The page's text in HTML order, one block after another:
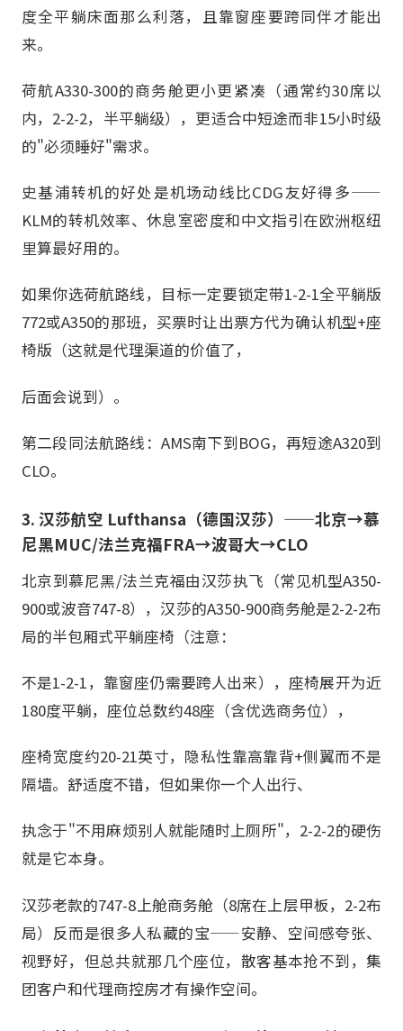
度全平躺床面那么利落，且靠窗座要跨同伴才能出
来。
荷航A330-300的商务舱更小更紧凑（通常约30席以
内，2-2-2，半平躺级），更适合中短途而非15小时级
的"必须睡好"需求。
史基浦转机的好处是机场动线比CDG友好得多——
KLM的转机效率、休息室密度和中文指引在欧洲枢纽
里算最好用的。
如果你选荷航路线，目标一定要锁定带1-2-1全平躺版
772或A350的那班，买票时让出票方代为确认机型+座
椅版（这就是代理渠道的价值了，
后面会说到）。
第二段同法航路线：AMS南下到BOG，再短途A320到
CLO。
3. 汉莎航空 Lufthansa（德国汉莎）——北京→慕
尼黑MUC/法兰克福FRA→波哥大→CLO
北京到慕尼黑/法兰克福由汉莎执飞（常见机型A350-
900或波音747-8），汉莎的A350-900商务舱是2-2-2布
局的半包厢式平躺座椅（注意：
不是1-2-1，靠窗座仍需要跨人出来），座椅展开为近
180度平躺，座位总数约48座（含优选商务位），
座椅宽度约20-21英寸，隐私性靠高靠背+侧翼而不是
隔墙。舒适度不错，但如果你一个人出行、
执念于"不用麻烦别人就能随时上厕所"，2-2-2的硬伤
就是它本身。
汉莎老款的747-8上舱商务舱（8席在上层甲板，2-2布
局）反而是很多人私藏的宝——安静、空间感夸张、
视野好，但总共就那几个座位，散客基本抢不到，集
团客户和代理商控房才有操作空间。